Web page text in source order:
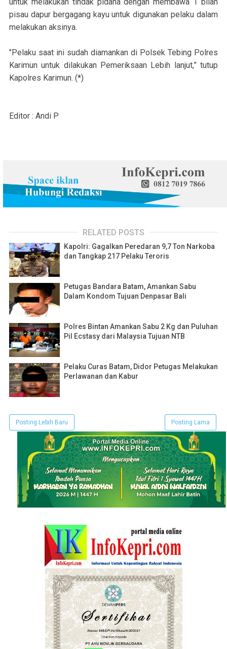
pisau dapur bergagang kayu untuk digunakan pelaku dalam
melakukan aksinya.
"Pelaku saat ini sudah diamankan di Polsek Tebing Polres
Karimun untuk dilakukan Pemeriksaan Lebih lanjut,” tutup
Kapolres Karimun. (*)
Editor : Andi P
RELATED POSTS
Kapolri: Gagalkan Peredaran 9,7 Ton Narkoba
dan Tangkap 217 Pelaku Teroris
Petugas Bandara Batam, Amankan Sabu
Dalam Kondom Tujuan Denpasar Bali
Polres Bintan Amankan Sabu 2 Kg dan Puluhan
Pil Ecstasy dari Malaysia Tujuan NTB
Pelaku Curas Batam, Didor Petugas Melakukan
Perlawanan dan Kabur
Posting Lebih Baru Posting Lama